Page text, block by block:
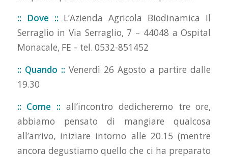
:: Dove :: L’Azienda Agricola Biodinamica Il
Serraglio in Via Serraglio, 7 – 44048 a Ospital
Monacale, FE – tel. 0532-851452
:: Quando :: Venerdì 26 Agosto a partire dalle
19.30
:: Come :: all’incontro dedicheremo tre ore,
abbiamo pensato di mangiare qualcosa
all’arrivo, iniziare intorno alle 20.15 (mentre
ancora degustiamo quello che ci ha preparato